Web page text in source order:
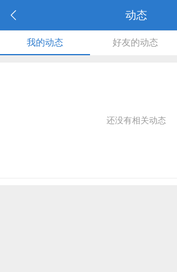
动态
我的动态 好友的动态
还没有相关动态